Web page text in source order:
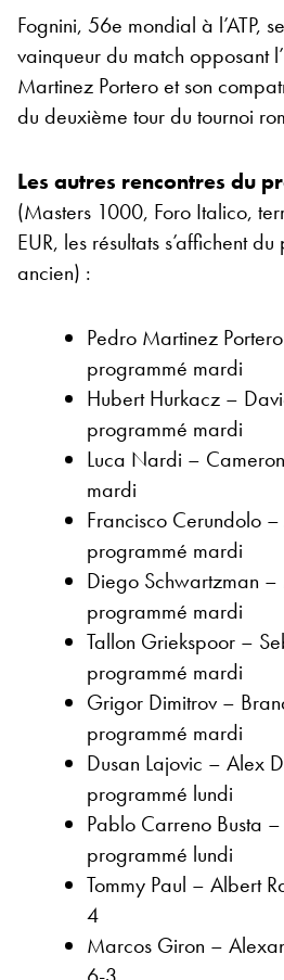
Fognini, 56e mondial à l’ATP,
vainqueur du match opposant
Martinez Portero et son
du deuxième tour du tournoi
Les autres rencontres du
(Masters 1000, Foro Italico,
EUR, les résultats s’affichent
ancien) :
Pedro Martinez
programmé mardi
Hubert Hurkacz –
programmé mardi
Luca Nardi –
mardi
Francisco Cerundolo –
programmé mardi
Diego Schwartzman
programmé mardi
Tallon Griekspoor –
programmé mardi
Grigor Dimitrov –
programmé mardi
Dusan Lajovic – Alex
programmé lundi
Pablo Carreno Busta
programmé lundi
Tommy Paul – Albert
4
Marcos Giron –